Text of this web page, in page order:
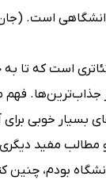
است. (جان
است که تا به
جذاب‌ترین‌ها.
بسیار خوبی
مطالب مفید
بودم، چنین